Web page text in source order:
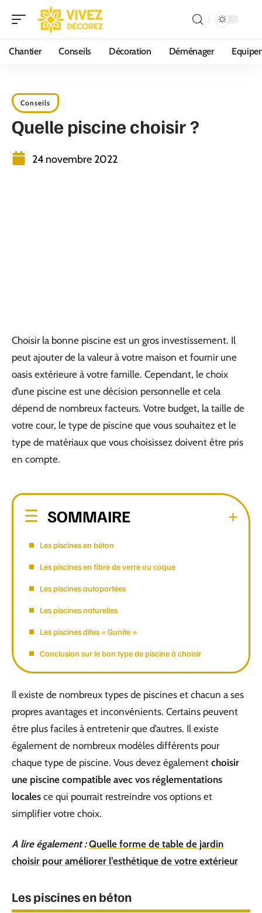
Chantier Conseils Décoration Déménager
Conseils
Quelle piscine choisir ?
24 novembre 2022
Choisir la bonne piscine est un gros investissement. Il
peut ajouter de la valeur à votre maison et fournir une
oasis extérieure à votre famille. Cependant, le choix
d’une piscine est une décision personnelle et cela
dépend de nombreux facteurs. Votre budget, la taille de
votre cour, le type de piscine que vous souhaitez et le
type de matériaux que vous choisissez doivent être pris
en compte.
SOMMAIRE
Les piscines en béton
Les piscines en fibre de verre ou coque
Les piscines autoportées
Les piscines naturelles
Les piscines dites « Gunite »
Conclusion sur le bon type de piscine à choisir
Il existe de nombreux types de piscines et chacun a ses
propres avantages et inconvénients. Certains peuvent
être plus faciles à entretenir que d’autres. Il existe
également de nombreux modèles différents pour
chaque type de piscine. Vous devez également choisir
une piscine compatible avec vos réglementations
locales ce qui pourrait restreindre vos options et
simplifier votre choix.
A lire également : Quelle forme de table de jardin
choisir pour améliorer l’esthétique de votre extérieur
Les piscines en béton